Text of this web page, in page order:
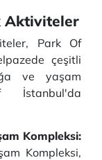
Aktiviteler
Park Of
çeşitli
ve yaşam
Kompleksi:
Kompleksi,